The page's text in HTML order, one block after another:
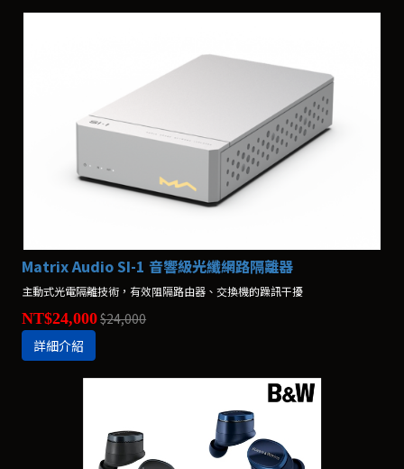
Matrix Audio SI-1 音響級光纖網路隔離器
主動式光電隔離技術，有效阻隔路由器、交換機的躁訊干擾
NT$24,000$24,000
詳細介紹